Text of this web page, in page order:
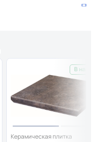
В
Керамическая плитка